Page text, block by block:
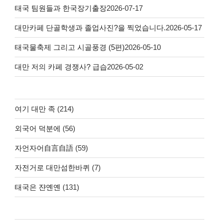
태국 팀원들과 한국장기출장2026-07-17
대만카페 단골학생과 졸업사진?을 찍었습니다.2026-05-17
태국물축제 그리고 시골풍경 (5편)2026-05-10
대만 저의 카페 경쟁사? 급습2026-05-02
여기 대만 족 (214)
외국어 덕분에 (56)
자언자어自言自語 (59)
자전거로 대만섬한바퀴 (7)
태국은 쟌옌옌 (131)